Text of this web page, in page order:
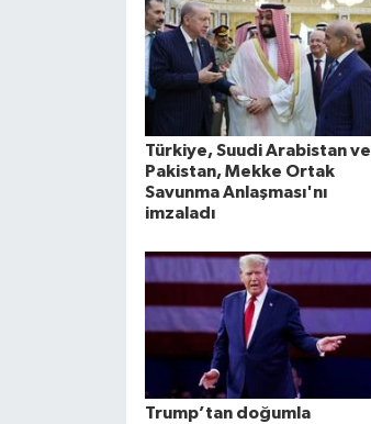
Türkiye, Suudi Arabistan ve
Pakistan, Mekke Ortak
Savunma Anlaşması'nı
imzaladı
Trump’tan doğumla